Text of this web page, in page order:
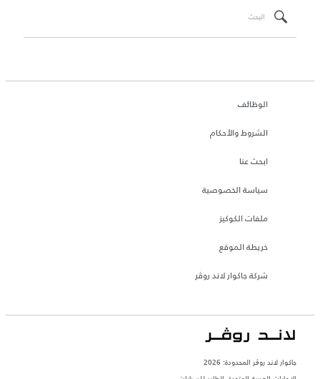
الوظائف
الشروط والأحكام
ابحث عنا
سياسة الخصوصية
ملفات الكوكيز
خريطة الموقع
شركة جاكوار لاند روڤر
جاكوار لاند روڨر المحدودة: 2026